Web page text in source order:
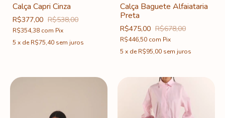
Calça Capri Cinza
R$377,00 R$538,00
R$354,38 com Pix
5 x deR$75,40 sem juros
Calça Baguete Alfaiataria
Preta
R$475,00 R$678,00
R$446,50 com Pix
5 x deR$95,00 sem juros